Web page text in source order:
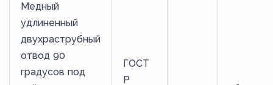
Медный
удлиненный
двухраструбный
отвод 90
градусов под
ГОСТ
Р